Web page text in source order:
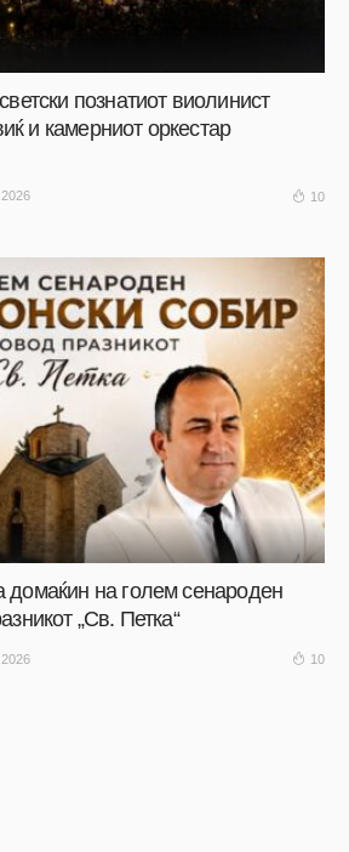
познатиот виолинист
и камерниот оркестар
10
домаќин на голем сенароден
„Св. Петка“
10